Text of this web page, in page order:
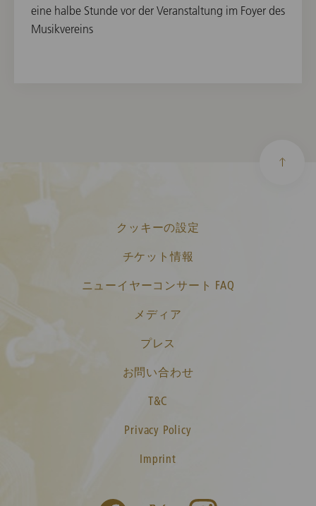
eine halbe Stunde vor der Veranstaltung im Foyer des
Musikvereins
クッキーの設定
チケット情報
ニューイヤーコンサート FAQ
メディア
プレス
お問い合わせ
T&C
Privacy Policy
Imprint